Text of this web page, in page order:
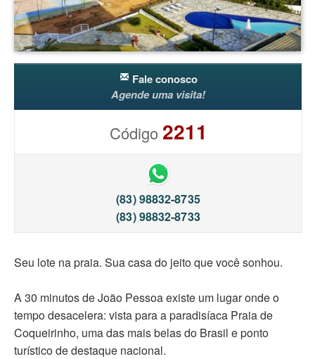
Fale conosco
Agende uma visita!
Código2211
(83) 98832-8735
(83) 98832-8733
Seu lote na praia. Sua casa do jeito que você sonhou.
A 30 minutos de João Pessoa existe um lugar onde o
tempo desacelera: vista para a paradisíaca Praia de
Coqueirinho, uma das mais belas do Brasil e ponto
turístico de destaque nacional.